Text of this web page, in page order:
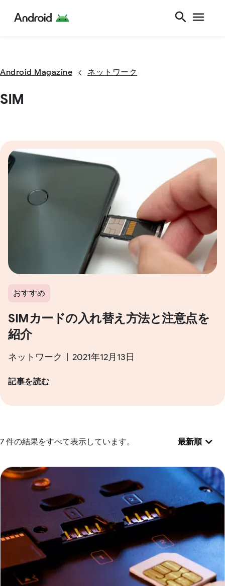
Android Magazine ネットワーク
SIM
おすすめ
SIMカードの入れ替え方法と注意点を
紹介
ネットワーク | 2021年12月13日
記事を読む
7 件の結果をすべて表示しています。